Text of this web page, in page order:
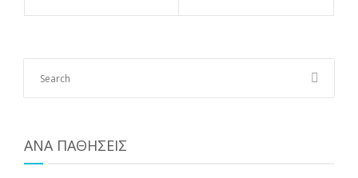
ΑΝΑ ΠΑΘΗΣΕΙΣ